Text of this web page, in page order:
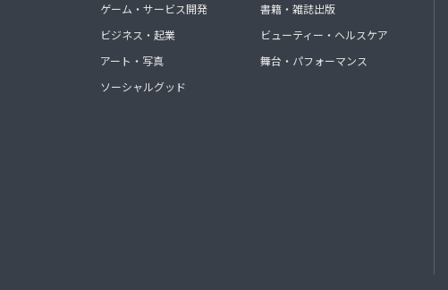
ゲーム・サービス開発
ビジネス・起業
アート・写真
ソーシャルグッド
書籍・雑誌出版
ビューティー・ヘルスケア
舞台・パフォーマンス